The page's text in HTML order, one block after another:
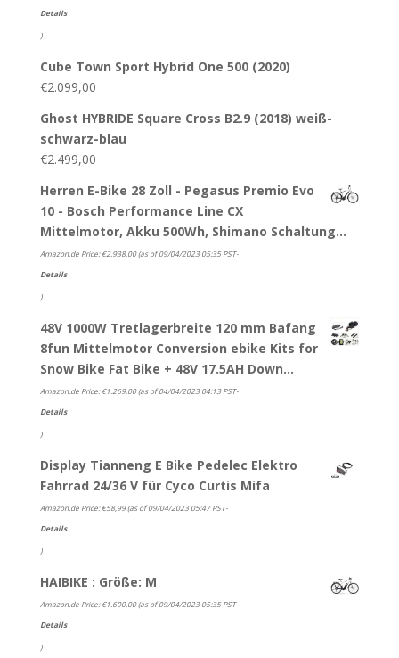
Details
)
Cube Town Sport Hybrid One 500 (2020)
€2.099,00
Ghost HYBRIDE Square Cross B2.9 (2018) weiß-
schwarz-blau
€2.499,00
Herren E-Bike 28 Zoll - Pegasus Premio Evo
10 - Bosch Performance Line CX
Mittelmotor, Akku 500Wh, Shimano Schaltung…
Amazon.de Price:€2.938,00(as of 09/04/2023 05:35 PST-
Details
)
48V 1000W Tretlagerbreite 120 mm Bafang
8fun Mittelmotor Conversion ebike Kits for
Snow Bike Fat Bike + 48V 17.5AH Down…
Amazon.de Price:€1.269,00(as of 04/04/2023 04:13 PST-
Details
)
Display Tianneng E Bike Pedelec Elektro
Fahrrad 24/36 V für Cyco Curtis Mifa
Amazon.de Price:€58,99(as of 09/04/2023 05:47 PST-
Details
)
HAIBIKE : Größe: M
Amazon.de Price:€1.600,00(as of 09/04/2023 05:35 PST-
Details
)